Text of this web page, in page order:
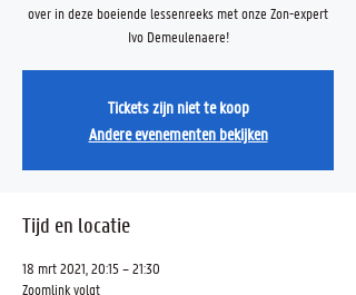
over in deze boeiende lessenreeks met onze Zon-expert
Ivo Demeulenaere!
Tickets zijn niet te koop
Andere evenementen bekijken
Tijd en locatie
18 mrt 2021, 20:15 – 21:30
Zoomlink volgt